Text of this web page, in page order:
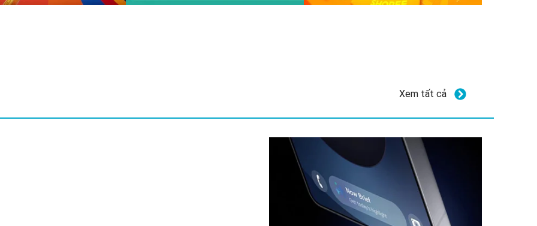
Xem tất cả